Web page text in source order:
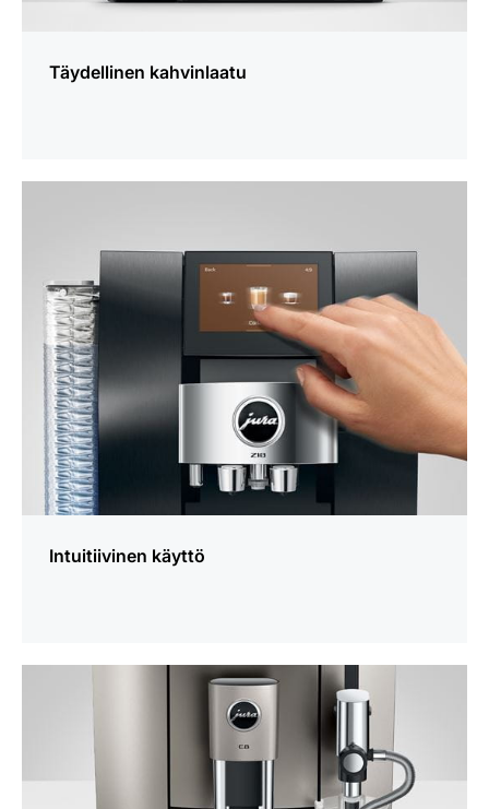
Täydellinen kahvinlaatu
Intuitiivinen käyttö